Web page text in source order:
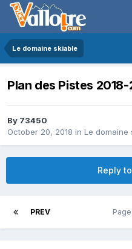
Le domaine skiable
Plan des Pistes 2018-
By 73450
October 20, 2018 in Le domaine
Reply
PREV